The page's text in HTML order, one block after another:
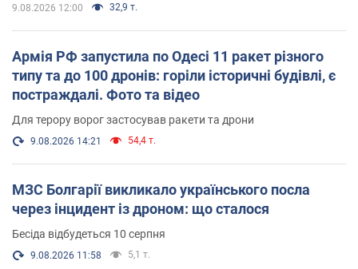
9.08.2026 12:00 32,9 т.
Армія РФ запустила по Одесі 11 ракет різного
типу та до 100 дронів: горіли історичні будівлі, є
постраждалі. Фото та відео
Для терору ворог застосував ракети та дрони
9.08.2026 14:21 54,4 т.
МЗС Болгарії викликало українського посла
через інцидент із дроном: що сталося
Бесіда відбудеться 10 серпня
9.08.2026 11:58 5,1 т.